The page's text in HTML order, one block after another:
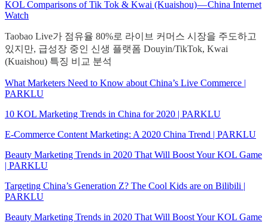
KOL Comparisons of Tik Tok & Kwai (Kuaishou) — China Internet
Watch
Taobao Live가 점유율 80%로 라이브 커머스 시장을 주도하고
있지만, 급성장 중인 신생 플랫폼 Douyin/TikTok, Kwai
(Kuaishou) 특징 비교 분석
What Marketers Need to Know about China’s Live Commerce |
PARKLU
10 KOL Marketing Trends in China for 2020 | PARKLU
E-Commerce Content Marketing: A 2020 China Trend | PARKLU
Beauty Marketing Trends in 2020 That Will Boost Your KOL Game
| PARKLU
Targeting China’s Generation Z? The Cool Kids are on Bilibili |
PARKLU
Beauty Marketing Trends in 2020 That Will Boost Your KOL Game